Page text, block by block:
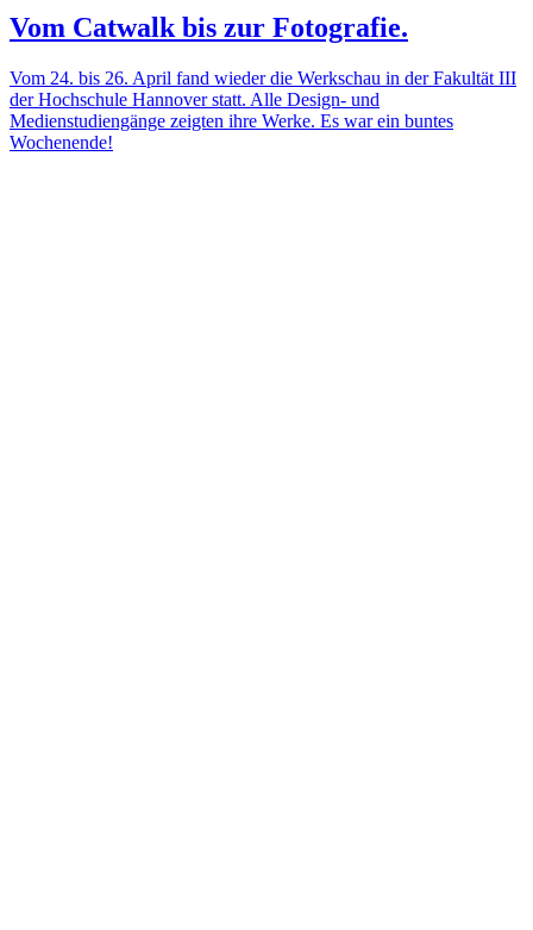
Vom Catwalk bis zur Fotografie.
Vom 24. bis 26. April fand wieder die Werkschau in der Fakultät III
der Hochschule Hannover statt. Alle Design- und
Medienstudiengänge zeigten ihre Werke. Es war ein buntes
Wochenende!